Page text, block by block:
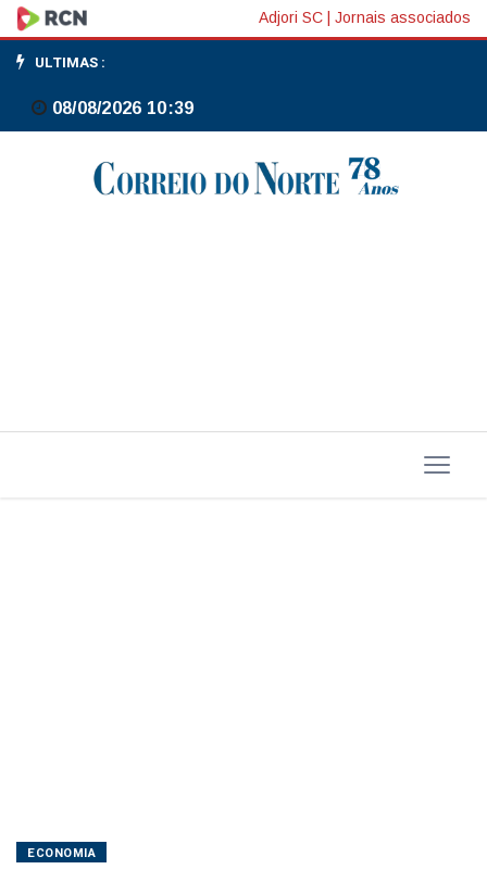
Merz
refuta
apoio
eurobônus
com
Adjori SC Jornais associados
ULTIMAS :
08/08/2026 10:39
ECONOMIA